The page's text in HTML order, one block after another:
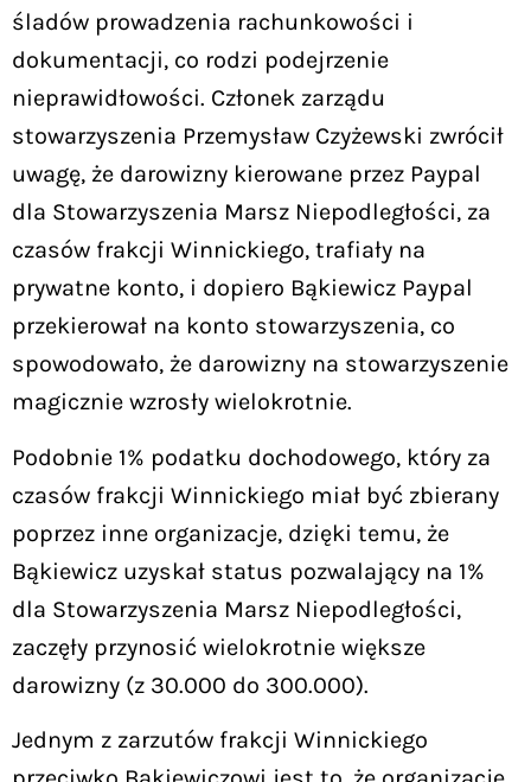
śladów prowadzenia rachunkowości i
dokumentacji, co rodzi podejrzenie
nieprawidłowości. Członek zarządu
stowarzyszenia Przemysław Czyżewski zwrócił
uwagę, że darowizny kierowane przez Paypal
dla Stowarzyszenia Marsz Niepodległości, za
czasów frakcji Winnickiego, trafiały na
prywatne konto, i dopiero Bąkiewicz Paypal
przekierował na konto stowarzyszenia, co
spowodowało, że darowizny na stowarzyszenie
magicznie wzrosły wielokrotnie.
Podobnie 1% podatku dochodowego, który za
czasów frakcji Winnickiego miał być zbierany
poprzez inne organizacje, dzięki temu, że
Bąkiewicz uzyskał status pozwalający na 1%
dla Stowarzyszenia Marsz Niepodległości,
zaczęły przynosić wielokrotnie większe
darowizny (z 30.000 do 300.000).
Jednym z zarzutów frakcji Winnickiego